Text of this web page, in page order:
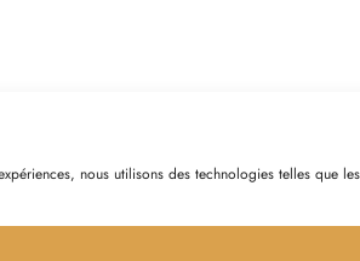
nous utilisons des technologies telles que